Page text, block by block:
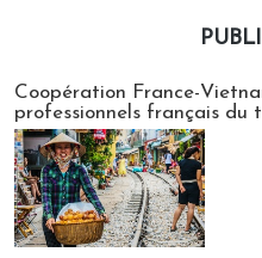
Coopération France-
professionnels français du